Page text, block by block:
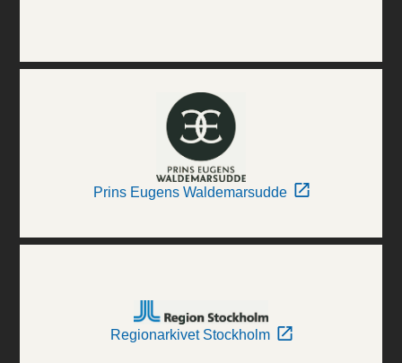
Prins Eugens Waldemarsudde
Regionarkivet Stockholm